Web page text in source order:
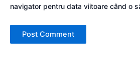
navigator pentru data viitoare când o